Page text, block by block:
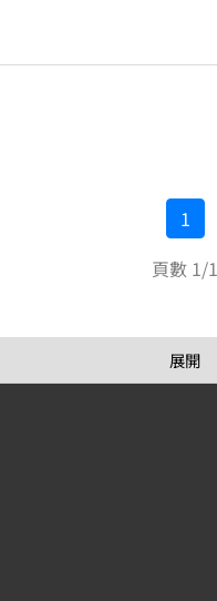
1
頁數 1/1
展開